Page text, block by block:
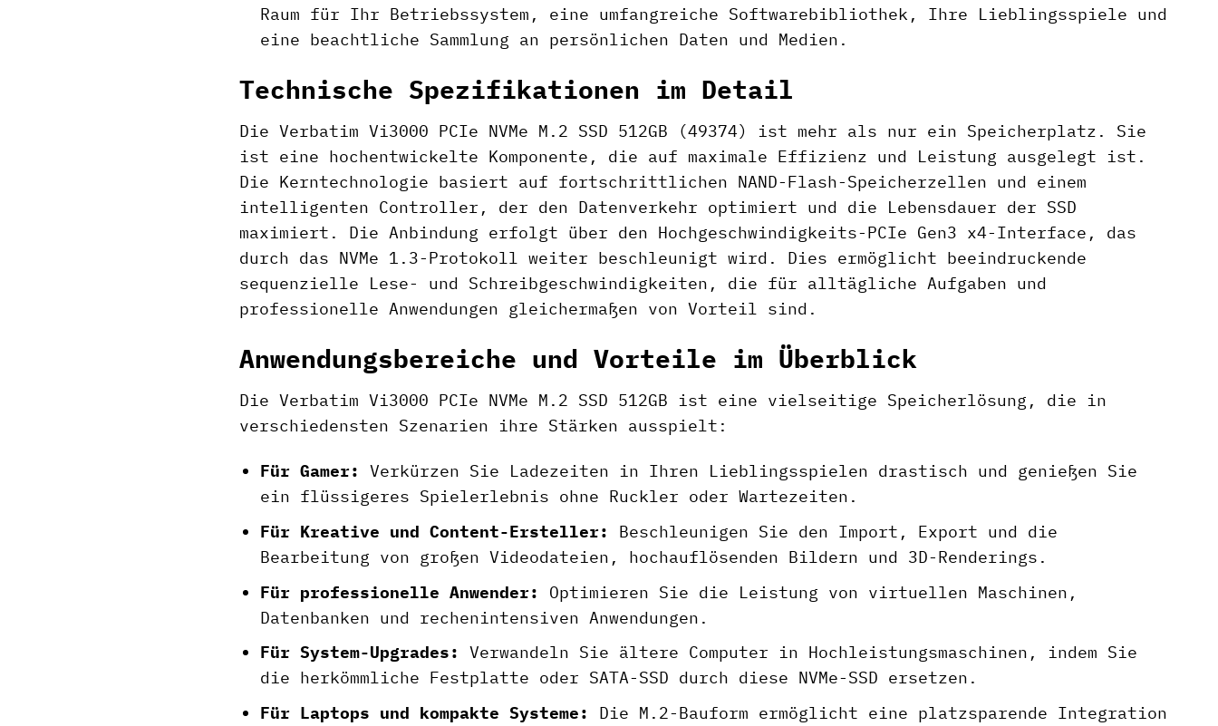
Raum für Ihr Betriebssystem, eine umfangreiche Softwarebibliothek, Ihre Lieblingsspiele und
eine beachtliche Sammlung an persönlichen Daten und Medien.
Technische Spezifikationen im Detail
Die Verbatim Vi3000 PCIe NVMe M.2 SSD 512GB (49374) ist mehr als nur ein Speicherplatz. Sie
ist eine hochentwickelte Komponente, die auf maximale Effizienz und Leistung ausgelegt ist.
Die Kerntechnologie basiert auf fortschrittlichen NAND-Flash-Speicherzellen und einem
intelligenten Controller, der den Datenverkehr optimiert und die Lebensdauer der SSD
maximiert. Die Anbindung erfolgt über den Hochgeschwindigkeits-PCIe Gen3 x4-Interface, das
durch das NVMe 1.3-Protokoll weiter beschleunigt wird. Dies ermöglicht beeindruckende
sequenzielle Lese- und Schreibgeschwindigkeiten, die für alltägliche Aufgaben und
professionelle Anwendungen gleichermaßen von Vorteil sind.
Anwendungsbereiche und Vorteile im Überblick
Die Verbatim Vi3000 PCIe NVMe M.2 SSD 512GB ist eine vielseitige Speicherlösung, die in
verschiedensten Szenarien ihre Stärken ausspielt:
Für Gamer:
Verkürzen Sie Ladezeiten in Ihren Lieblingsspielen drastisch und genießen Sie
ein flüssigeres Spielerlebnis ohne Ruckler oder Wartezeiten.
Für Kreative und Content-Ersteller:
Beschleunigen Sie den Import, Export und die
Bearbeitung von großen Videodateien, hochauflösenden Bildern und 3D-Renderings.
Für professionelle Anwender:
Optimieren Sie die Leistung von virtuellen Maschinen,
Datenbanken und rechenintensiven Anwendungen.
Für System-Upgrades:
Verwandeln Sie ältere Computer in Hochleistungsmaschinen, indem Sie
die herkömmliche Festplatte oder SATA-SSD durch diese NVMe-SSD ersetzen.
Für Laptops und kompakte Systeme:
Die M.2-Bauform ermöglicht eine platzsparende Integration